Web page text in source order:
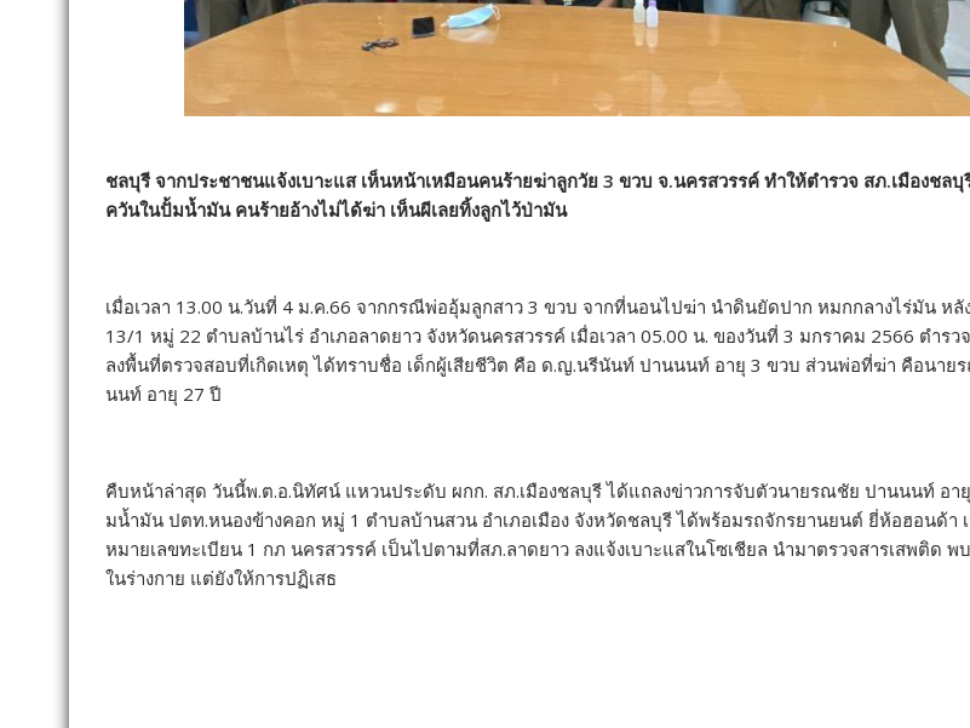
ชลบุรี จากประชาชนแจ้งเบาะแส เห็นหน้าเหมือนคนร้ายฆ่าลูกวัย 3 ขวบ จ.นครสวรรค์ ทำให้ตำรวจ สภ.เมืองชล
ควันในปั้มน้ำมัน คนร้ายอ้างไม่ได้ฆ่า เห็นผีเลยทิ้งลูกไว้ป่ามัน
เมื่อเวลา 13.00 น.วันที่ 4 ม.ค.66 จากกรณีพ่ออุ้มลูกสาว 3 ขวบ จากที่นอนไปฆ่า นำดินยัดปาก หมกกลางไร่มัน หลั
13/1 หมู่ 22 ตำบลบ้านไร่ อำเภอลาดยาว จังหวัดนครสวรรค์ เมื่อเวลา 05.00 น. ของวันที่ 3 มกราคม 2566 ตำรว
ลงพื้นที่ตรวจสอบที่เกิดเหตุ ได้ทราบชื่อ เด็กผู้เสียชีวิต คือ ด.ญ.นรีนันท์ ปานนนท์ อายุ 3 ขวบ ส่วนพ่อที่ฆ่า คือนาย
นนท์ อายุ 27 ปี
คืบหน้าล่าสุด วันนี้พ.ต.อ.นิทัศน์ แหวนประดับ ผกก. สภ.เมืองชลบุรี ได้แถลงข่าวการจับตัวนายรณชัย ปานนนท์ อา
มน้ำมัน ปตท.หนองข้างคอก หมู่ 1 ตำบลบ้านสวน อำเภอเมือง จังหวัดชลบุรี ได้พร้อมรถจักรยานยนต์ ยี่ห้อฮอนด้า
หมายเลขทะเบียน 1 กภ นครสวรรค์ เป็นไปตามที่สภ.ลาดยาว ลงแจ้งเบาะแสในโซเชียล นำมาตรวจสารเสพติด พ
ในร่างกาย แต่ยังให้การปฏิเสธ